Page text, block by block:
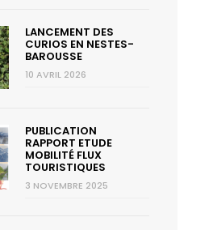
LANCEMENT DES
CURIOS EN NESTES-
BAROUSSE
10 AVRIL 2026
PUBLICATION
RAPPORT ETUDE
MOBILITÉ FLUX
TOURISTIQUES
3 NOVEMBRE 2025